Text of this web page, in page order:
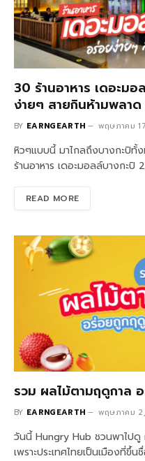
30 ร้านอาหาร เดอะม
ง่ายๆ สายกินห้ามพลาด
BY EARNGEARTH พฤษภาคม
หิวๆแบบนี้ มาไกลถึงบางกะปิทั้
ร้านอาหาร เดอะมอลล์บางกะปิ
READ MORE
รวม ผลไม้ตามฤดูกาล
BY EARNGEARTH พฤษภาคม
วันนี้ Hungry Hub ชวนพาไปดู
เพราะประเทศไทยเป็นเมืองที่ขึ้น